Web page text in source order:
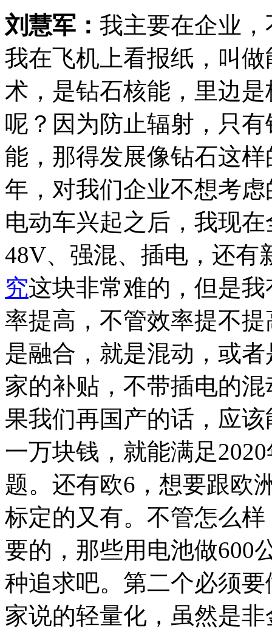
刘慧军： 我主要在企业
我在飞机上看报纸，叫
术，是钻石核能，里边
呢？因为防止辐射，只
能，那得发展像钻石这
年，对我们企业不想考
电动车兴起之后，我现
48V、强混、插电，还有
究这块非常难的，但是
率提高，不管效率提不
是融合，就是混动，或
家的补贴，不带插电的
果我们再国产的话，应
一万块钱，就能满足
题。还有欧6，想要跟欧
标定的又有。不管怎么
要的，那些用电池做600
种追求吧。第二个必须
家说的轻量化，虽然是